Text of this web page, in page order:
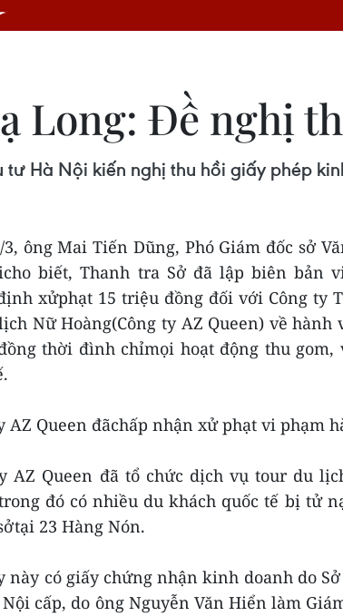
Long: Đề nghị
tư Hà Nội kiến nghị thu hồi giấy phép
3, ông Mai Tiến Dũng, Phó Giám đốc sở
biết, Thanh tra Sở đã lập biên bản
xửphạt 15 triệu đồng đối với Công ty
Nữ Hoàng(Công ty AZ Queen) về
thời đình chỉmọi hoạt động thu
AZ Queen đãchấp nhận xử phạt vi phạm
AZ Queen đã tổ chức dịch vụ tour du
đó có nhiều du khách quốc tế bị tử
23 Hàng Nón.
này có giấy chứng nhận kinh doanh do
cấp, do ông Nguyễn Văn Hiển làm